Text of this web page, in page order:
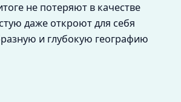
не потеряют в качестве
даже откроют для себя
и глубокую географию